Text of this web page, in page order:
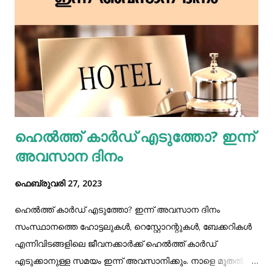
അനുയോജ്യമായ തൊഴിൽ കയ്യെത്താവുന്ന ദൂരത്ത്‌ ഇന്ന്
തന്നെ രജിസ്റ്റർ ചെയ്യൂ .... https://vhsejobfair.com
ഹെൽത്ത് കാർഡ് എടുത്തോ? ഇന്ന്
അവസാന ദിനം
ഫെബ്രുവരി 27, 2023
ഹെൽത്ത് കാർഡ് എടുത്തോ? ഇന്ന് അവസാന ദിനം
സംസ്ഥാനത്തെ ഹോട്ടലുകൾ, റെസ്റ്റോറന്റുകൾ, ബേക്കറികൾ
എന്നിവിടങ്ങളിലെ ജീവനക്കാർക്ക് ഹെൽത്ത് കാർഡ്
എടുക്കാനുള്ള സമയം ഇന്ന് അവസാനിക്കും. നാളെ മുതൽ